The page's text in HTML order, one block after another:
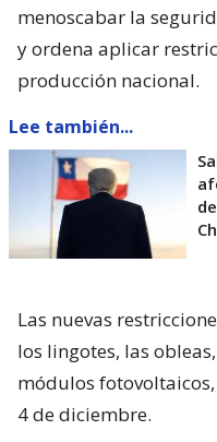
menoscabar la
y ordena aplicar
producción nacional.
Lee también...
Las nuevas
los lingotes, las
módulos
4 de diciembre.